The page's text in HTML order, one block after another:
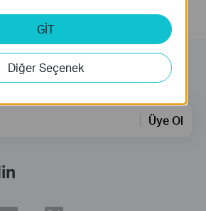
Üye Ol
GİT
Diğer Seçenek